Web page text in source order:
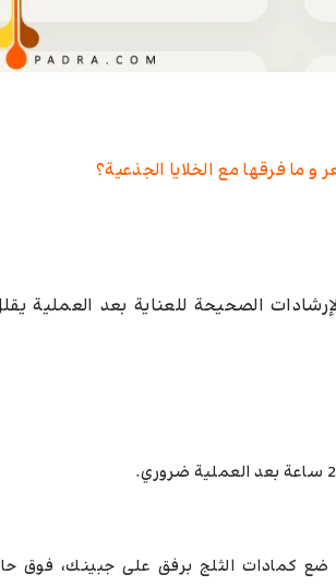
و ما فرقها مع الخلایا الجذعیة؟
الصحيحة للعناية بعد العملية
ضع كمادات الثلج برفق على جبينك، فوق